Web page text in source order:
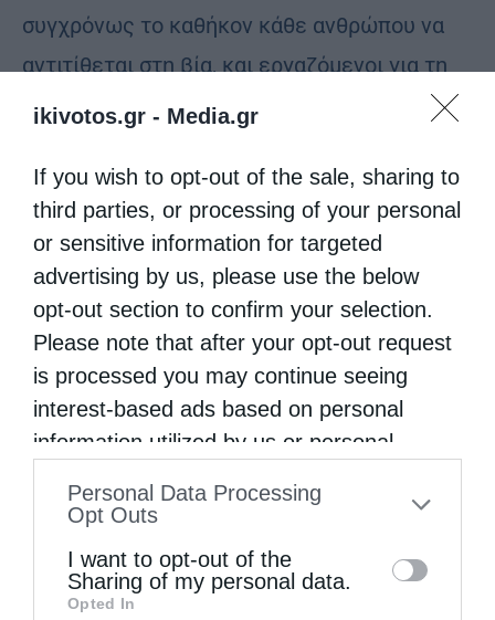
ikivotos.gr - Media.gr
If you wish to opt-out of the sale, sharing to
third parties, or processing of your personal
or sensitive information for targeted
advertising by us, please use the below
opt-out section to confirm your selection.
Please note that after your opt-out request
is processed you may continue seeing
interest-based ads based on personal
information utilized by us or personal
to your opt-out. You may separately opt-out
information by third parties on the IAB’s list
of downstream participants. This
Personal Data Processing
Opt Outs
I want to opt-out of the
Sharing of my personal data.
Opted In
συγχρόνως το καθήκον κάθε ανθρώπου να
αντιτίθεται στη βία, και εργαζόμενοι για τη
συμφιλίωση και τη διαρκή ειρήνη στην
χρειάζεται μία συνειδητή αγωγή ειρήνης, η
οποία να τροφοδοτείται και να εμπνέεται
από πνευματικές θρησκευτικές πηγές.
Όλοι όσοι συνειδητά θρησκεύουμε
οφείλουμε να διερευνήσουμε και να
προωθήσουμε μία ειρηνική θεολογία και
ανθρωπολογία